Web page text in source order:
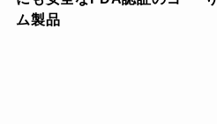
ム製品